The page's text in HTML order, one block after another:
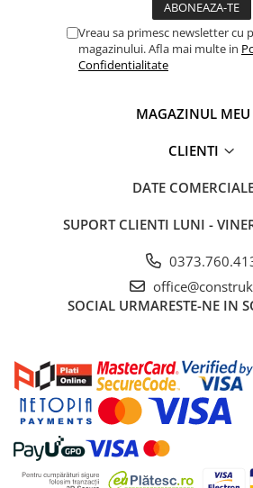
Automatizari panouri solare
Grupuri de circulatie
Termostate pentru ventilo-
convectori
Ventile termice de amestec
Ventile liniare
Ventile electromagnetice
Automatizare centrala termica
Termostate aplicatii industriale
Accesorii pentru echipamente
Vreau sa primesc newsletter cu
magazinului. Afla mai multe in
Confidentialitate
MAGAZINUL MEU
CLIENTI
DATE
SUPORT CLIENTI LUNI -
SOCIAL URMARESTE-NE IN